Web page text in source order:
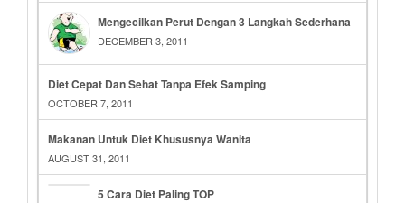
Mengecilkan Perut Dengan 3 Langkah Sederhana
DECEMBER 3, 2011
Diet Cepat Dan Sehat Tanpa Efek Samping
OCTOBER 7, 2011
Makanan Untuk Diet Khususnya Wanita
AUGUST 31, 2011
5 Cara Diet Paling TOP